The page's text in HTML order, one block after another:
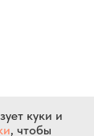
куки и
, чтобы